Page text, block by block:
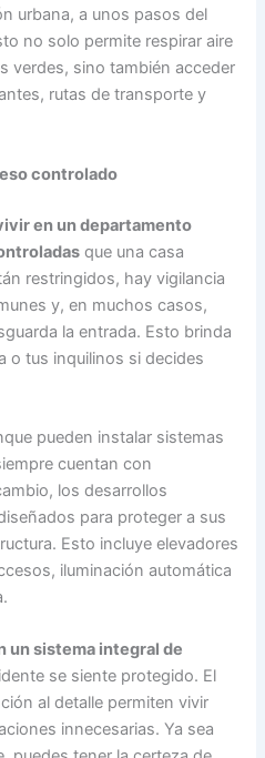
urbana, a unos pasos del
no solo permite respirar aire
verdes, sino también acceder
rutas de transporte y
controlado
en un departamento
que una casa
restringidos, hay vigilancia
y, en muchos casos,
la entrada. Esto brinda
o tus inquilinos si decides
pueden instalar sistemas
cuentan con
los desarrollos
para proteger a sus
Esto incluye elevadores
iluminación automática
un sistema integral de
se siente protegido. El
al detalle permiten vivir
innecesarias. Ya sea